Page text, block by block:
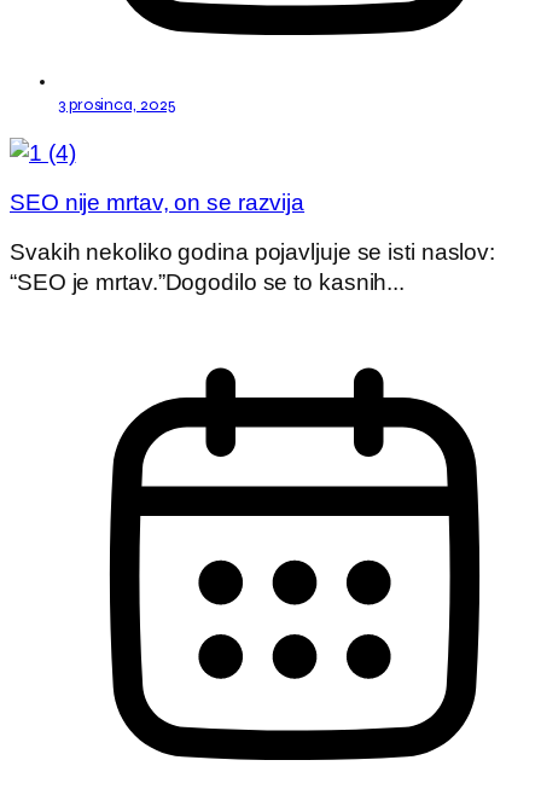
3 prosinca, 2025
SEO nije mrtav, on se razvija
Svakih nekoliko godina pojavljuje se isti naslov:
“SEO je mrtav.”Dogodilo se to kasnih...